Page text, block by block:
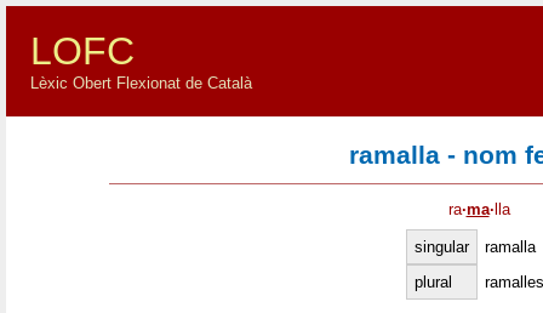
LOFC
Lèxic Obert Flexionat de Català
ramalla - nom
ra·ma· lla
singular
ramalla
plural
ramalles